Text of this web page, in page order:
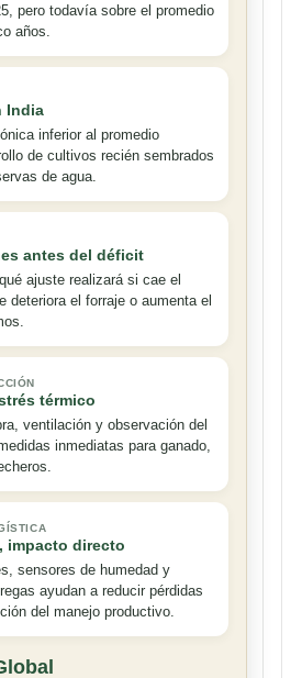
pero todavía sobre el promedio
años.
India
inferior al promedio
de cultivos recién sembrados
de agua.
antes del déficit
ajuste realizará si cae el
deteriora el forraje o aumenta el
térmico
ventilación y observación del
inmediatas para ganado,
impacto directo
sensores de humedad y
ayudan a reducir pérdidas
del manejo productivo.